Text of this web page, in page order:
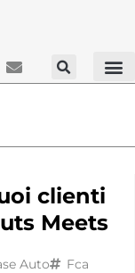
clienti
Meets
Auto Fca